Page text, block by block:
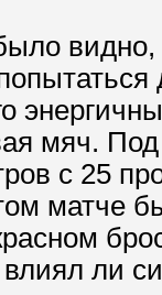
видно,
мяч.
с 25
матче
ли